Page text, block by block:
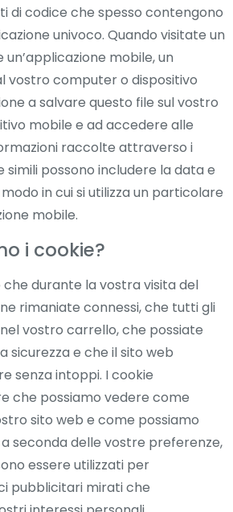
di codice che spesso contengono
univoco. Quando visitate un
mobile, un
vostro computer o dispositivo
a salvare questo file sul vostro
mobile e ad accedere alle
raccolte attraverso i
simili possono includere la data e
in cui si utilizza un particolare
mobile.
i cookie?
che durante la vostra visita del
rimaniate connessi, che tutti gli
vostro carrello, che possiate
sicurezza e che il sito web
senza intoppi. I cookie
che possiamo vedere come
sito web e come possiamo
seconda delle vostre preferenze,
essere utilizzati per
pubblicitari mirati che